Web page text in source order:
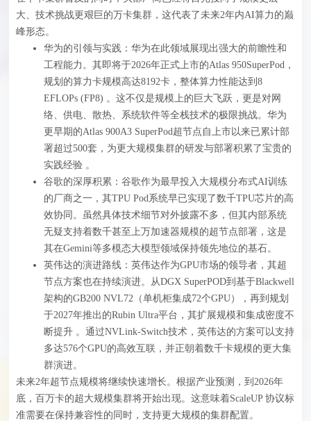
大、技术挑战更艰巨的万卡集群，这代表了未来2年内AI算力的巅
峰形态。
华为的引领与实践：华为在此领域展现出强大的前瞻性和
工程能力。其即将于2026年正式上市的Atlas 950SuperPod，
规划的算力卡规模高达8192卡，整体算力性能达到8
EFLOPs (FP8) 。这不仅是规模上的巨大飞跃，更是对网
络、供电、散热、系统软件等全栈技术的极限挑战。华为
更早期的Atlas 900A3 SuperPod超节点自上市以来已累计部
署超过500套，为更大规模集群的研发与部署积累了宝贵的
实践经验 。
谷歌的深厚积累：谷歌作为最早投入大规模分布式AI训练
的厂商之一，其TPU Pod系统早已实现了数千TPU芯片的高
效协同。虽然具体技术细节对外披露不多，但其内部系统
无疑支持着数千甚至上万加速器规模的超节点部署，这是
其在Gemini等多模态大模型领域保持领先地位的基石。
英伟达的演进路线：英伟达作为GPU市场的领导者，其超
节点方案也在持续演进。从DGX SuperPOD到基于Blackwell
架构的GB200 NVL72（单机柜集成72个GPU），再到规划
于2027年推出的Rubin Ultra平台，其扩展规模和集成密度不
断提升 。通过NVLink-Switch技术，英伟达的方案可以支持
多达576个GPU的高效互联，并正朝着数千卡规模的更大集
群演进。
未来2年超节点规模将继续快速增长。根据产业预测，到2026年
底，百万卡的超大规模集群将开始出现。这意味着ScaleUP 协议标
准需要在保持兼容性的同时，支持更大规模的集群配置。